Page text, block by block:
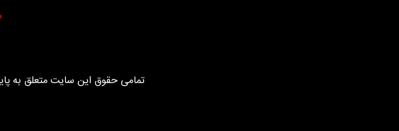
تمامی حقوق این سایت متعلق به